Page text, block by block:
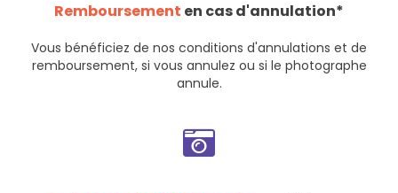
Remboursement en cas d'annulation*
Vous bénéficiez de nos conditions d'annulations et de
remboursement, si vous annulez ou si le photographe
annule.